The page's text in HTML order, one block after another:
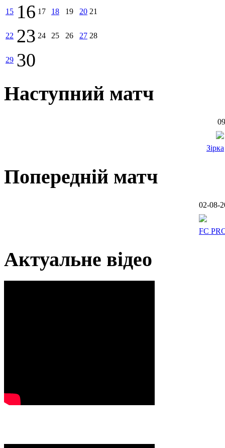
15 16 17 18 19 20 21
22 23 24 25 26 27 28
29 30
Наступний матч
Зірка
Попередній матч
02-08-
FC
Актуальне відео